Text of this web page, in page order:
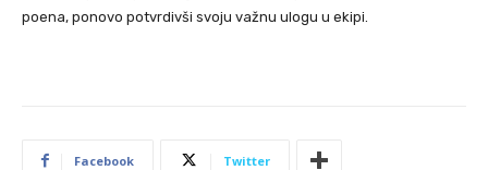
poena, ponovo potvrdivši svoju važnu ulogu u ekipi.
Facebook Twitter